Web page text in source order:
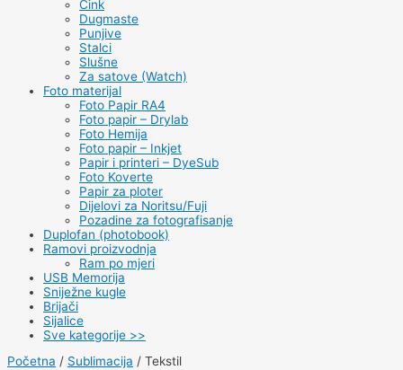
Cink
Dugmaste
Punjive
Stalci
Slušne
Za satove (Watch)
Foto materijal
Foto Papir RA4
Foto papir – Drylab
Foto Hemija
Foto papir – Inkjet
Papir i printeri – DyeSub
Foto Koverte
Papir za ploter
Dijelovi za Noritsu/Fuji
Pozadine za fotografisanje
Duplofan (photobook)
Ramovi proizvodnja
Ram po mjeri
USB Memorija
Sniježne kugle
Brijači
Sijalice
Sve kategorije >>
Početna / Sublimacija / Tekstil